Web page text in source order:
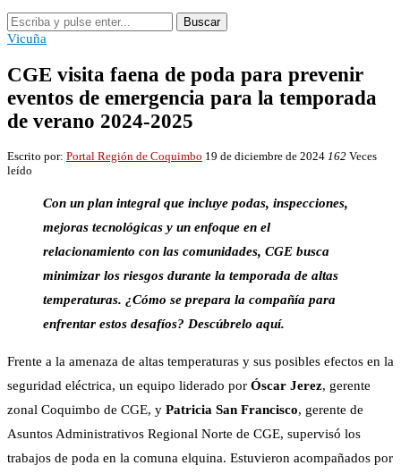
Buscar
Vicuña
CGE visita faena de poda para prevenir
eventos de emergencia para la temporada
de verano 2024-2025
Escrito por: Portal Región de Coquimbo 19 de diciembre de 2024 162 Veces
leído
Con un plan integral que incluye podas, inspecciones,
mejoras tecnológicas y un enfoque en el
relacionamiento con las comunidades, CGE busca
minimizar los riesgos durante la temporada de altas
temperaturas. ¿Cómo se prepara la compañía para
enfrentar estos desafíos? Descúbrelo aquí.
Frente a la amenaza de altas temperaturas y sus posibles efectos en la
seguridad eléctrica, un equipo liderado por Óscar Jerez, gerente
zonal Coquimbo de CGE, y Patricia San Francisco, gerente de
Asuntos Administrativos Regional Norte de CGE, supervisó los
trabajos de poda en la comuna elquina. Estuvieron acompañados por